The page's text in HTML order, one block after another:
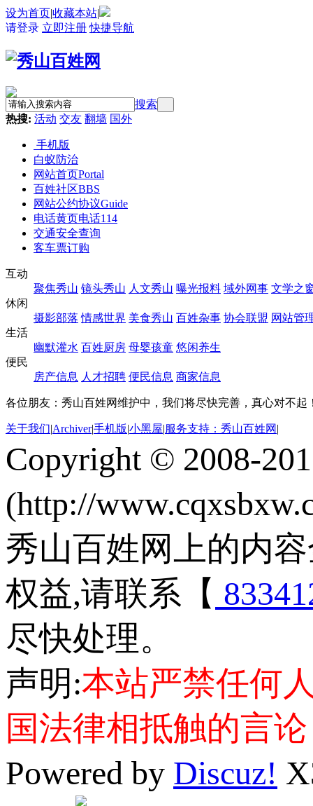
设为首页|收藏本站|
请登录 立即注册 快捷导航
搜索
热搜: 活动 交友 翻墙 国外
手机版
白蚁防治
网站首页Portal
百姓社区BBS
网站公约协议Guide
电话黄页电话114
交通安全查询
客车票订购
互动
聚焦秀山 镜头秀山 人文秀山 曝光报料 域外网事 文学之
休闲
摄影部落 情感世界 美食秀山 百姓杂事 协会联盟 网站管
生活
幽默灌水 百姓厨房 母婴孩童 悠闲养生
便民
房产信息 人才招聘 便民信息 商家信息
各位朋友：秀山百姓网维护中，我们将尽快完善，真心对不起
关于我们|Archiver|手机版|小黑屋|服务支持：秀山百姓网 |
Copyright © 2008-
(http://
秀山百姓网上的内
权益,请联系【
尽快处理。
声明:本站严禁任何
国法律相抵触的言
Powered by Discuz!